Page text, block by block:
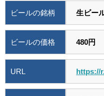
ビールの銘柄 生ビー
ビールの価格 480円
URL https://